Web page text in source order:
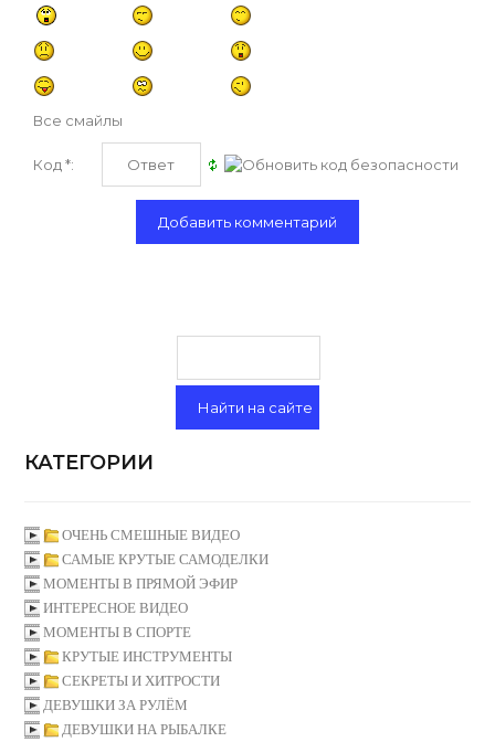
Все смайлы
Код *:
КАТЕГОРИИ
ОЧЕНЬ СМЕШНЫЕ ВИДЕО
САМЫЕ КРУТЫЕ САМОДЕЛКИ
МОМЕНТЫ В ПРЯМОЙ ЭФИР
ИНТЕРЕСНОЕ ВИДЕО
МОМЕНТЫ В СПОРТЕ
КРУТЫЕ ИНСТРУМЕНТЫ
СЕКРЕТЫ И ХИТРОСТИ
ДЕВУШКИ ЗА РУЛЁМ
ДЕВУШКИ НА РЫБАЛКЕ